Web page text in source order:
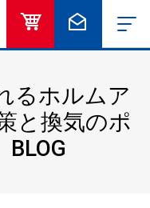
オンラインショ
るホルムア
と換気のポ